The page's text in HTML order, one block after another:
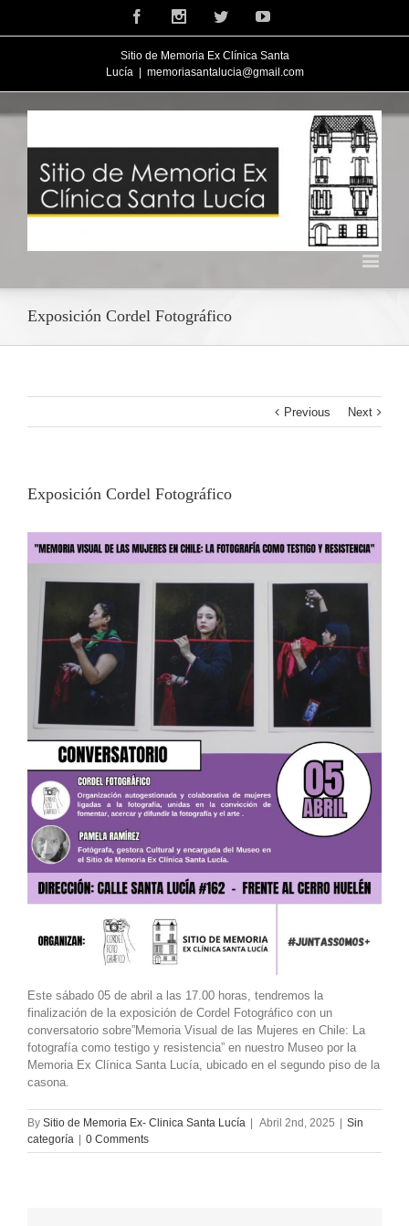
FacebookInstagramTwitterYoutube
Sitio de Memoria Ex Clínica Santa
Lucía
memoriasantalucia@gmail.com
Exposición Cordel Fotográfico
Previous Next
Exposición Cordel Fotográfico
Este sábado 05 de abril a las 17.00 horas, tendremos la
finalización de la exposición de Cordel Fotográfico con un
conversatorio sobre”Memoria Visual de las Mujeres en Chile: La
fotografía como testigo y resistencia” en nuestro Museo por la
Memoria Ex Clínica Santa Lucía, ubicado en el segundo piso de la
casona.
By Sitio de Memoria Ex- Clinica Santa Lucía | Abril 2nd, 2025 | Sin
categoría | 0 Comments